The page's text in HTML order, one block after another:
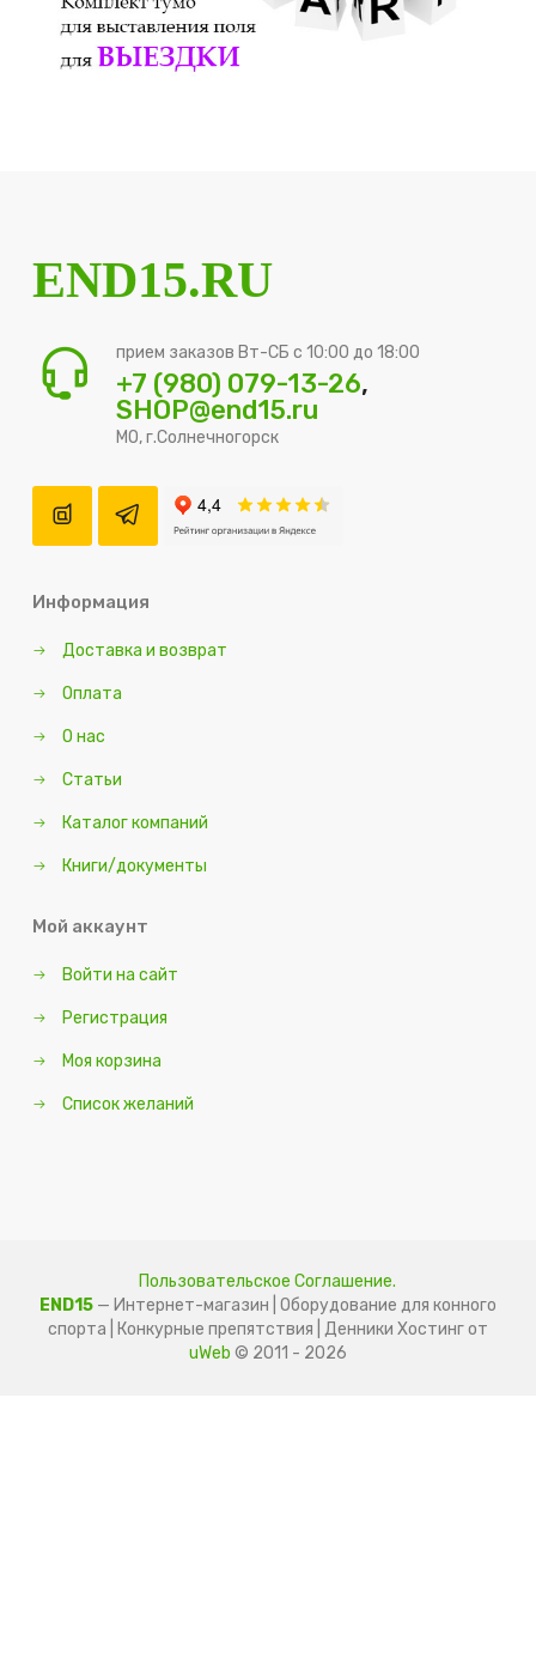
END15.RU
прием заказов Вт-СБ с 10:00 до 18:00
+7 (980) 079-13-26,
SHOP@end15.ru
МО, г.Солнечногорск
Информация
Доставка и возврат
Оплата
О нас
Статьи
Каталог компаний
Книги/документы
Мой аккаунт
Войти на сайт
Регистрация
Моя корзина
Список желаний
Пользовательское Соглашение.
END15— Интернет-магазин | Оборудование для конного
спорта | Конкурные препятствия | Денники Хостинг от
uWeb © 2011 - 2026